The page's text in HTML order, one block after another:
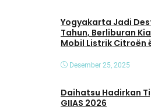
Yogyakarta Jadi
Tahun, Berliburan
Mobil Listrik Citroën
Desember 25, 2025
Daihatsu Hadirkan Tiga Penyegaran
GIIAS 2026